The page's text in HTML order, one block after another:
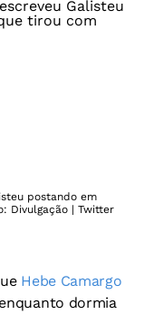
postando em
Divulgação | Twitter
Hebe Camargo
dormia